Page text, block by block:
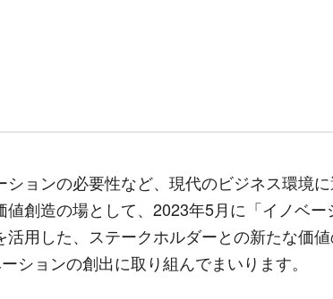
ョンの必要性など、現代のビジネス環境
創造の場として、 2023年5月に「イノベ
用した、ステークホルダーとの新たな価
ションの創出に取り組んでまいります。